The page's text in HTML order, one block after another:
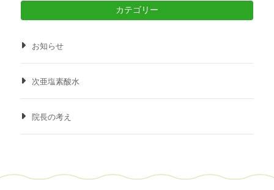
カテゴリー
お知らせ
次亜塩素酸水
院長の考え